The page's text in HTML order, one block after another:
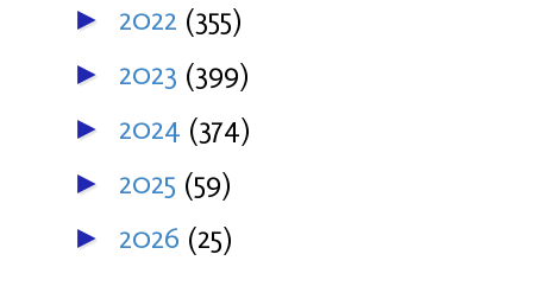
► 2022 (355)
► 2023 (399)
► 2024 (374)
► 2025 (59)
► 2026 (25)